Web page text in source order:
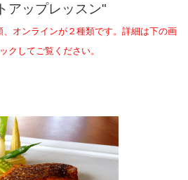
アップレッスン"
オンラインが２種類です。詳細は下の画
クしてご覧ください。